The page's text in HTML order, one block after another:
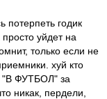
потерпеть годик
уйдет на
только если не
хуй кто
"В ФУТБОЛ" за
никак, пердели,